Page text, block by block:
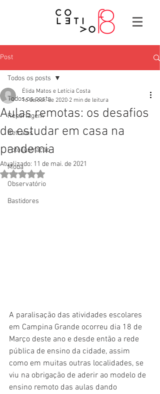
Post
Todos os posts
Reportagem
Retratos
Fotoilustração
Moda
Observatório
Bastidores
Todos os posts
Aulas remotas: os desafios
de estudar em casa na
pandemia
Élida Matos e Letícia Costa
16 de out. de 2020 2 min de leitura
Atualizado: 11 de mai. de 2021
Avaliado com NaN de 5 estrelas.
A paralisação das atividades escolares
em Campina Grande ocorreu dia 18 de
Março deste ano e desde então a rede
pública de ensino da cidade, assim
como em muitas outras localidades, se
viu na obrigação de aderir ao modelo de
ensino remoto das aulas dando